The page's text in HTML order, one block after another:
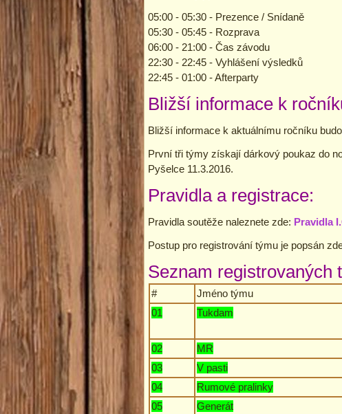
05:00 - 05:30 - Prezence / Snídaně
05:30 - 05:45 - Rozprava
06:00 - 21:00 - Čas závodu
22:30 - 22:45 - Vyhlášení výsledků
22:45 - 01:00 - Afterparty
Bližší informace k
Bližší informace k aktuálnímu ročníku
První tři týmy získají dárkový poukaz do
Pyšelce 11.3.2016.
Pravidla a registrace:
Pravidla soutěže naleznete zde: Pravidla
Postup pro registrování týmu je popsán
Seznam registrovaných
# Jméno týmu
01
Tukdam
02 MR
03
V pasti
04
Rumové pralinky
05
Generát